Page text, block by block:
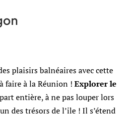
plaisirs balnéaires avec cette
faire à la Réunion !Explorer le
entière, à ne pas louper lors
des trésors de l’ile ! Il s’étend